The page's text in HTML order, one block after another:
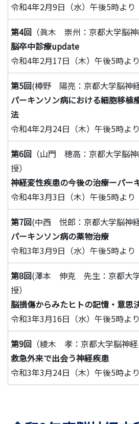
令和4年2月9日（水）午後5時より
第4回 （眞木 崇州：京都大学脳
脳卒中診療update
令和4年2月17日（木）午後5時より
第5回(樽野 陽亮：京都大学脳神
パーキンソン病における細胞移植
法
令和4年2月24日（木）午後5時より
第6回 （山門 穂高：京都大学脳
授）
神経変性疾患の今後の治療ーパー
令和4年3月3日（木）午後5時より
第7回(中西 悦郎：京都大学脳神
パーキンソン病の薬物治療
令和3年3月9日（水）午後5時より
第8回(澤本 伸克 先生：京都大
授）
脳損傷からみたヒトの記憶・意思
令和3年3月16日（水）午後5時より
第9回 （綾木 孝：京都大学脳神
救急外来で出会う神経疾患
令和3年3月24日（木）午後5時より